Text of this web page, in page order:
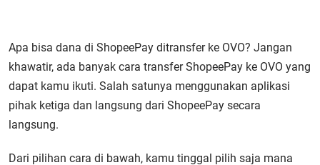
Apa bisa dana di ShopeePay ditransfer ke OVO? Jangan
khawatir, ada banyak cara transfer ShopeePay ke OVO yang
dapat kamu ikuti. Salah satunya menggunakan aplikasi
pihak ketiga dan langsung dari ShopeePay secara
langsung.
Dari pilihan cara di bawah, kamu tinggal pilih saja mana